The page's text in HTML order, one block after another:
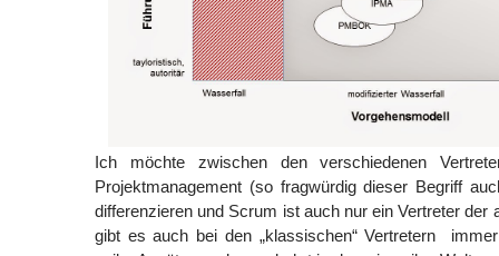
Ich möchte zwischen den verschiedenen
Projektmanagement (so fragwürdig dieser Begriff
differenzieren und Scrum ist auch nur ein Vertreter der
gibt es auch bei den „klassischen“ Vertretern